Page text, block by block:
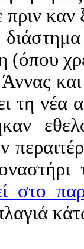
πριν καν
(όπου
Άννας
τη νέα
στο